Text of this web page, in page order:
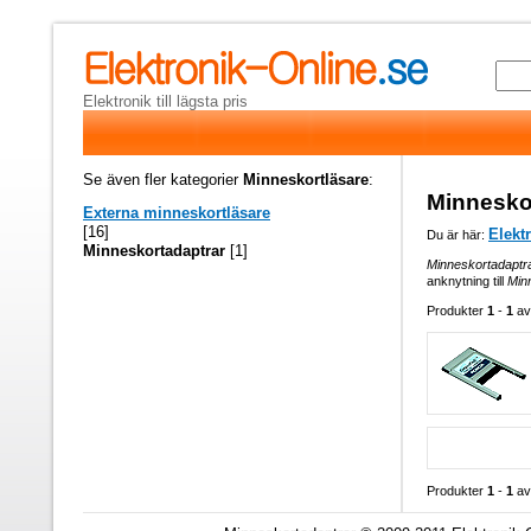
Elektronik till lägsta pris
Du är här:
anknytning till
Produkter 1 - 1
Produkter 1 - 1
Se även fler kategorier Minneskortläsare:
Externa minneskortläsare
[16]
Minneskortadaptrar [1]